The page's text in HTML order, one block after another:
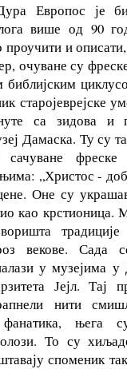
Европос је
више од 90
проучити и
очуване су
библијским
старојеврејске
са зидова и
Дамаска. Ту су
сачуване фреске
„Христос -
Оне су
као крстионица.
традиције
векове. Сада
у музејима
Јејл. Тај
нити
фанатика, њега
То су
споменик